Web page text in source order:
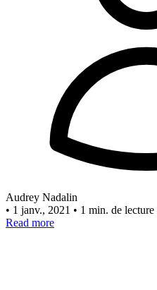
Audrey Nadalin
• 1 janv., 2021 • 1 min. de lecture
Read more